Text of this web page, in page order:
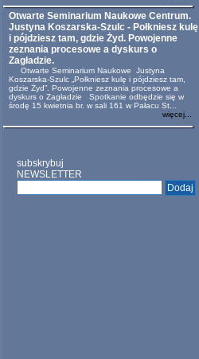
Otwarte Seminarium Naukowe Centrum.
Justyna Koszarska-Szulc - Połkniesz kulę
i pójdziesz tam, gdzie Żyd. Powojenne
zeznania procesowe a dyskurs o
Zagładzie.
Otwarte Seminarium Naukowe Justyna
Koszarska-Szulc „Połkniesz kulę i pójdziesz tam,
gdzie Żyd”. Powojenne zeznania procesowe a
dyskurs o Zagładzie Spotkanie odbędzie się w
środę 15 kwietnia br. w sali 161 w Pałacu St...
więcej...
subskrybuj
NEWSLETTER